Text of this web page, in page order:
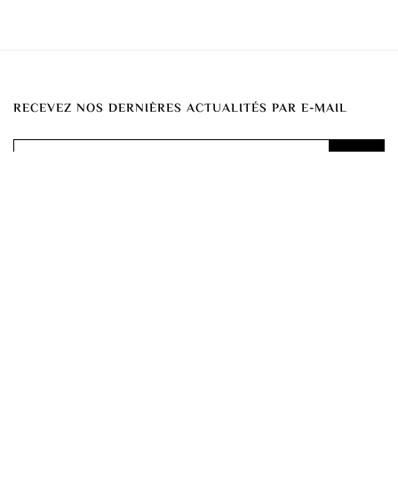
RECEVEZ NOS DERNIÈRES ACTUALITÉS PAR E-MAIL